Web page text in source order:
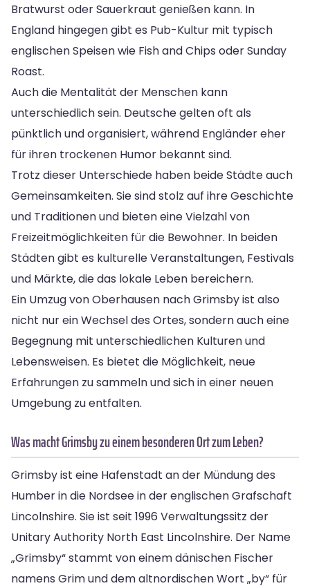
Bratwurst oder Sauerkraut genießen kann. In
England hingegen gibt es Pub-Kultur mit typisch
englischen Speisen wie Fish and Chips oder Sunday
Roast.
Auch die Mentalität der Menschen kann
unterschiedlich sein. Deutsche gelten oft als
pünktlich und organisiert, während Engländer eher
für ihren trockenen Humor bekannt sind.
Trotz dieser Unterschiede haben beide Städte auch
Gemeinsamkeiten. Sie sind stolz auf ihre Geschichte
und Traditionen und bieten eine Vielzahl von
Freizeitmöglichkeiten für die Bewohner. In beiden
Städten gibt es kulturelle Veranstaltungen, Festivals
und Märkte, die das lokale Leben bereichern.
Ein Umzug von Oberhausen nach Grimsby ist also
nicht nur ein Wechsel des Ortes, sondern auch eine
Begegnung mit unterschiedlichen Kulturen und
Lebensweisen. Es bietet die Möglichkeit, neue
Erfahrungen zu sammeln und sich in einer neuen
Umgebung zu entfalten.
Was macht Grimsby zu einem besonderen Ort zum Leben?
Grimsby ist eine Hafenstadt an der Mündung des
Humber in die Nordsee in der englischen Grafschaft
Lincolnshire. Sie ist seit 1996 Verwaltungssitz der
Unitary Authority North East Lincolnshire. Der Name
„Grimsby“ stammt von einem dänischen Fischer
namens Grim und dem altnordischen Wort „by“ für